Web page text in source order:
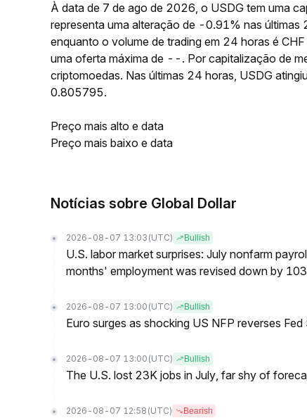
À data de 7 de ago de 2026, o USDG tem uma
representa uma alteração de -0.91% nas
enquanto o volume de trading em 24 horas é
uma oferta máxima de --. Por capitalização de
criptomoedas. Nas últimas 24 horas, USDG
0.805795.
Preço mais alto e data
Preço mais baixo e data
Notícias sobre Global Dollar
2026-08-07 13:03 (UTC) Bullish
U.S. labor market surprises: July nonfarm
months' employment was revised down by
2026-08-07 13:00 (UTC) Bullish
Euro surges as shocking US NFP reverses
2026-08-07 13:00 (UTC) Bullish
The U.S. lost 23K jobs in July, far shy of
2026-08-07 12:58 (UTC) Bearish